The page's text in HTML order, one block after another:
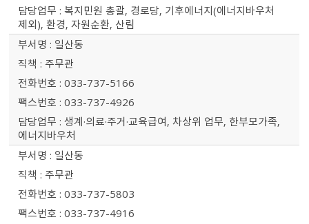
복지민원 총괄, 경로당, 기후에너지(에너지바우처
제외), 환경, 자원순환, 산림
일산동
주무관
033-737-5166
033-737-4926
생계·의료·주거·교육급여, 차상위 업무, 한부모가족,
에너지바우처
일산동
주무관
033-737-5803
033-737-4916